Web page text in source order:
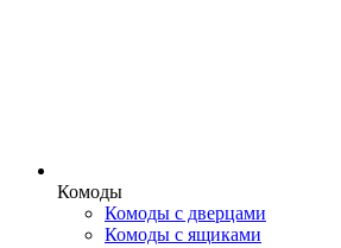
Комоды
Комоды с дверцами
Комоды с ящиками